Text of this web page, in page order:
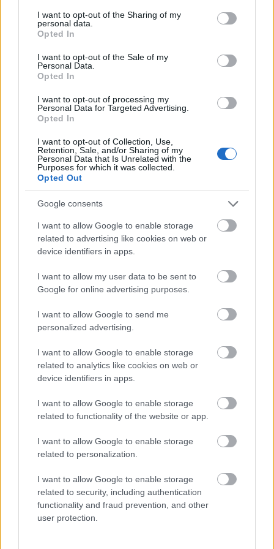
not limited to your visit or usage behaviour. You may click to
grant or deny consent to Google and its third-party tags to
use your data for below specified purposes in below Google
consent section.
I want to opt-out of the Sharing of my
personal data.
Opted In
I want to opt-out of the Sale of my
Personal Data.
Opted In
I want to opt-out of processing my
Personal Data for Targeted Advertising.
Opted In
I want to opt-out of Collection, Use,
Retention, Sale, and/or Sharing of my
Personal Data that Is Unrelated with the
Purposes for which it was collected.
Opted Out
Google consents
I want to allow Google to enable storage
related to advertising like cookies on web or
device identifiers in apps.
I want to allow my user data to be sent to
Google for online advertising purposes.
I want to allow Google to send me
personalized advertising.
I want to allow Google to enable storage
related to analytics like cookies on web or
device identifiers in apps.
I want to allow Google to enable storage
related to functionality of the website or app.
I want to allow Google to enable storage
related to personalization.
I want to allow Google to enable storage
related to security, including authentication
functionality and fraud prevention, and other
user protection.
konkrét példát arra, amikor leléptem.
Fiatalkoromban válogatott könnyűbúvár voltam,
dolgoztam Pécsett, egy nagyszerű búvárklubban. A
válogatott keret mondjuk 27 tagjából 10 közülünk
került ki, a válogatott edzője pedig a mi edzőnk volt.
Egyszer valami kis hülye kifúrta őt. Ezután két
nappal odamentem ahhoz az új valakihez (senkihez),
és azt mondtam: többet engem nem lát. Egy hét telt
el, mire leesett nekik, hogy tényleg abbahagytam.
Nagyjából ilyen maradtam. Nem csapok bele a
medencébe, hogy kijöjjön a víz az utolsó cseppig – és
persze csak nekem rossz, ha abbahagyom a sportot,
– de bizonyos helyzeteket nem tudok vállalni. Az a
baj, hogy ez egy kicsit úgy hangzik, mintha magamat
fényezném, de nem: tényleg nem bírok megmaradni
egy morálisan sérült helyen. Ilyenkor új terepet kell
teremteni a magam számára.
Mi kell ehhez? Mennyiben múlik a valós
teljesítményen, hogy foglalkoztatnak-e?
Mivel a dramaturg emberekkel dolgozik,
rengeteg szubjektív elem hat a pályája alakulására,
esetben a híre viszi. Természetesen mindenféle
módon előbbre lehet jutni, és nem mindig a tehetség
számít, már csak azért sem, mert nem tudhatod,
miféle tehetségre – pontosabban személyiségre –
van éppen szükség. Engem mindig megtaláltak a
feladatok, hívtak. Mostanában nem vagyok sokat
foglalkoztatott dramaturg. Kőszínházban már
régóta nem dolgozom, de ezt nem bánom.
Mi az oka ennek?
Nehéz megmondani. Én abból az évjáratból
származom, amelyik feltartotta a fokhagymafüzért,
ha kőszínházról hallott, és esze ágában nem volt